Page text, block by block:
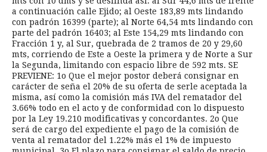
a continuación calle Ejido; al Oeste 183,89 mts lindando
con padrón 16399 (parte); al Norte 64,54 mts lindando con
parte del padrón 16403; al Este 154,29 mts lindando con
Fracción 1 y, al Sur, quebrada de 2 tramos de 20 y 29,60
mts, corriendo de Este a Oeste la primera y de Norte a Sur
la Segunda, limitando con espacio libre de 592 mts. SE
PREVIENE: 1o Que el mejor postor deberá consignar en
carácter de seña el 20% de su oferta de serle aceptada la
misma, así como la comisión más IVA del rematador del
3.66% todo en el acto y de conformidad con lo dispuesto
por la Ley 19.210 modificativas y concordantes. 2o Que
será de cargo del expediente el pago de la comisión de
venta al rematador del 1.22% más el 1% de impuesto